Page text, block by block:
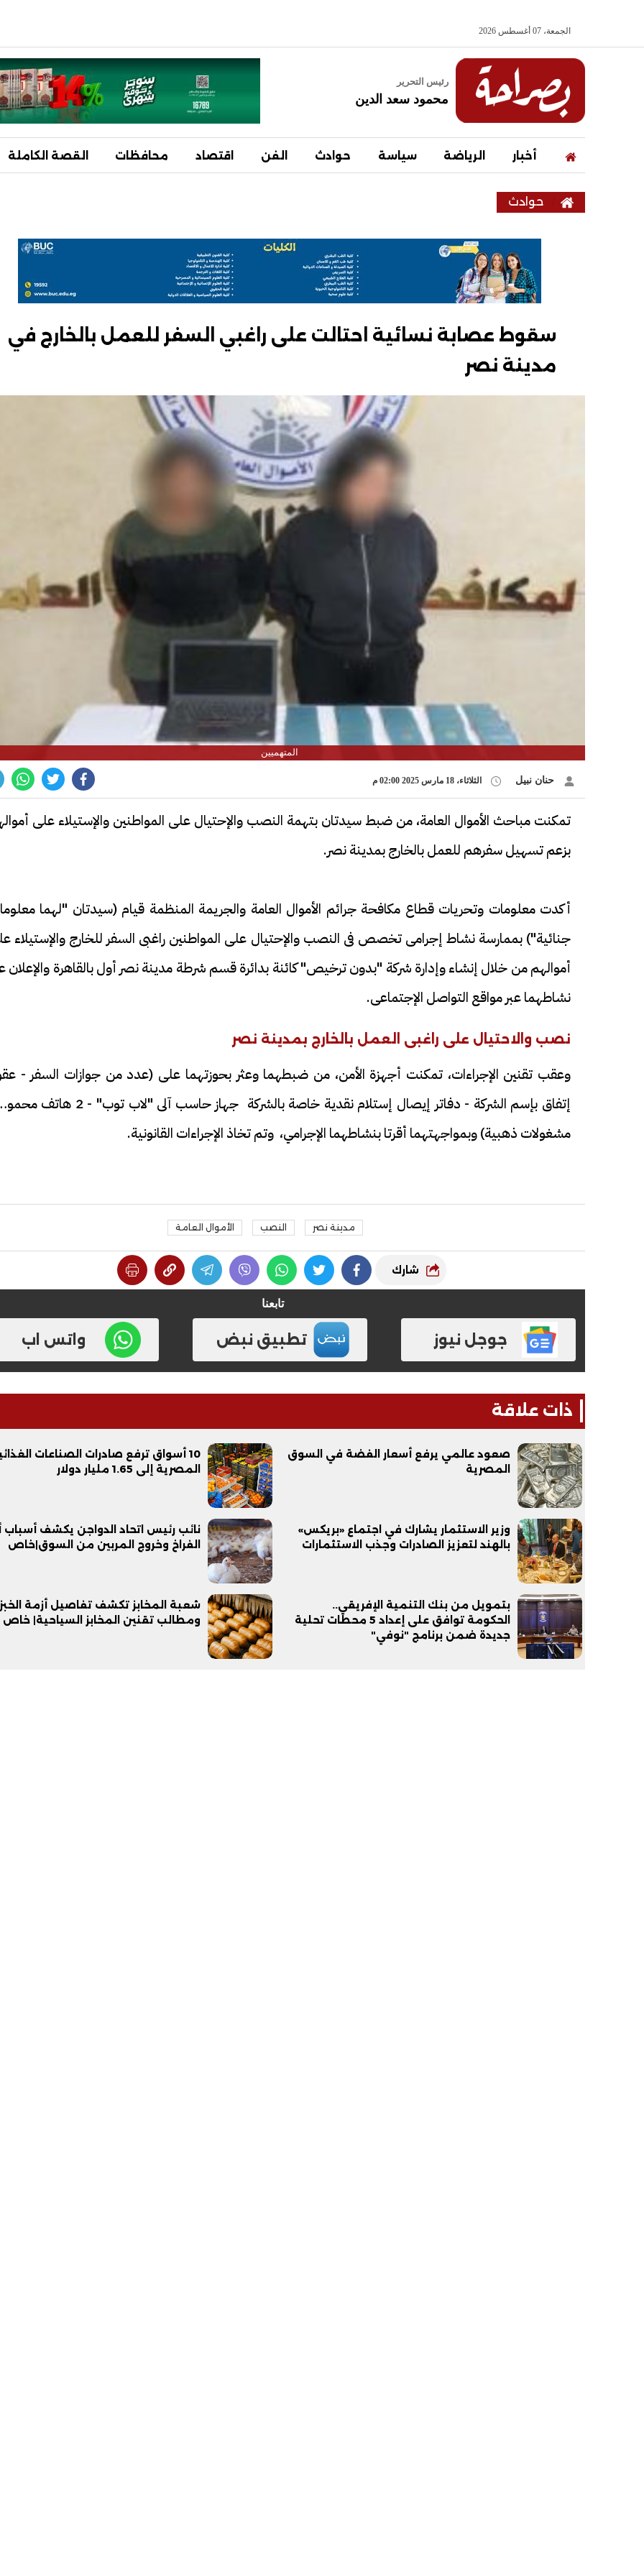
الجمعة، 07 أغسطس 2026
رئيس التحرير
محمود سعد الدين
أخبار الرياضة سياسة حوادث الفن اقتصاد محافظات القصة الكاملة
حوادث
سقوط عصابة نسائية احتالت على راغبي السفر للعمل بالخارج في
مدينة نصر
المتهميين
حنان نبيل الثلاثاء، 18 مارس 2025 02:00 م
تمكنت مباحث الأموال العامة، من ضبط سيدتان بتهمة النصب والإحتيال على المواطنين والإستيلاء على
بزعم تسهيل سفرهم للعمل بالخارج بمدينة نصر.
أكدت معلومات وتحريات قطاع مكافحة جرائم الأموال العامة والجريمة المنظمة قيام (سيدتان "لهما
جنائية") بممارسة نشاط إجرامى تخصص فى النصب والإحتيال على المواطنين راغبى السفر للخارج والإستيلاء
أموالهم من خلال إنشاء وإدارة شركة "بدون ترخيص" كائنة بدائرة قسم شرطة مدينة نصر أول بالقاهرة والإعلان
نشاطهما عبر مواقع التواصل الإجتماعى.
نصب والاحتيال على راغبى العمل بالخارج بمدينة نصر
وعقب تقنين الإجراءات، تمكنت أجهزة الأمن، من ضبطهما وعثر بحوزتهما على (عدد من جوازات السفر -
إتفاق بإسم الشركة - دفاتر إيصال إستلام نقدية خاصة بالشركة جهاز حاسب آلى "لاب توب" - 2
مشغولات ذهبية) وبمواجهتهما أقرتا بنشاطهما الإجرامي، وتم تخاذ الإجراءات القانونية.
مدينة نصر النصب الأموال العامة
شارك
تابعنا
جوجل نيوز تطبيق نبض واتس اب
ذات علاقة
صعود عالمي يرفع أسعار الفضة في السوق
المصرية
10 أسواق ترفع صادرات الصناعات
المصرية إلى 1.65 مليار دولار
وزير الاستثمار يشارك في اجتماع «بريكس»
بالهند لتعزيز الصادرات وجذب الاستثمارات
نائب رئيس اتحاد الدواجن يكشف أسباب
الفراخ وخروج المربين من السوق|خاص
بتمويل من بنك التنمية الإفريقي..
الحكومة توافق على إعداد 5 محطات تحلية
جديدة ضمن برنامج "نوفي"
شعبة المخابز تكشف تفاصيل أزمة الخبز
ومطالب تقنين المخابز السياحية| خاص
الوداع الأخير.. دفن جثامين الضحايا
الأربعة بقرية السعدية في الفيوم
فيديو
افتتاح أكبر صرح ديني في القوصية..
تحفة معمارية بتكلفة تجاوزت 20
مليون جنيه
فيديو
عماد سائق التريلا مع والدته
تصدره التريند| فيديو